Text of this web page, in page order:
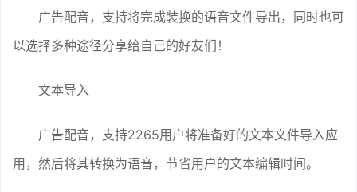
广告配音，支持将完成装换的语音文件导出，同时也可
以选择多种途径分享给自己的好友们！
文本导入
广告配音，支持2265用户将准备好的文本文件导入应
用，然后将其转换为语音，节省用户的文本编辑时间。